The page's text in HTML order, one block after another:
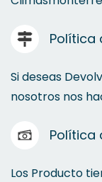
Política
Si deseas
nosotros nos
Política
Los Producto